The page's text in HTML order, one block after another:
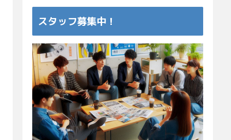
スタッフ募集中！